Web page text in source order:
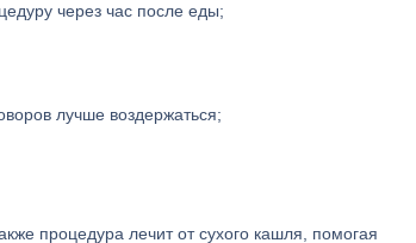
через час после еды;
лучше воздержаться;
процедура лечит от сухого кашля, помогая